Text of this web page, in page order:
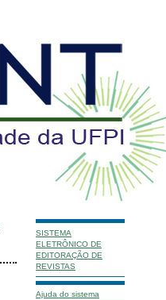
SISTEMA
ELETRÔNICO DE
EDITORAÇÃO DE
REVISTAS
Ajuda do sistema